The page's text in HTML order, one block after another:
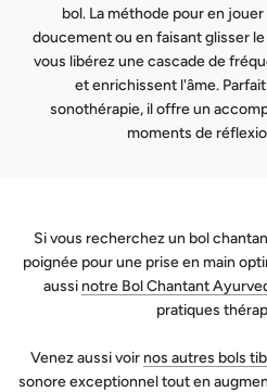
bol. La méthode pour en
doucement ou en faisant glisser
vous libérez une cascade de
et enrichissent l'âme.
sonothérapie, il offre un
moments de
Si vous recherchez un bol
poignée pour une prise en main
aussi notre Bol Chantant
pratiques
Venez aussi voir nos autres bols
sonore exceptionnel tout en